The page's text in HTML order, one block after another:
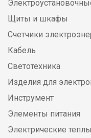
Щиты и шкафы
Счетчики
Кабель
Светотехника
Изделия для
Инструмент
Элементы питания
Электрические